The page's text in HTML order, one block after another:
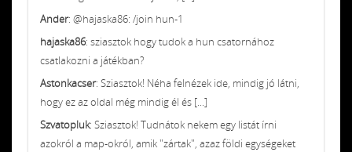
Ander: @hajaska86: /join hun-1
hajaska86: sziasztok hogy tudok a hun csatornához
csatlakozni a játékban?
Astonkacser: Sziasztok! Néha felnézek ide, mindig jó látni,
hogy ez az oldal még mindig él és [...]
Szvatopluk: Sziasztok! Tudnátok nekem egy listát írni
azokról a map-okról, amik "zártak", azaz földi egységeket